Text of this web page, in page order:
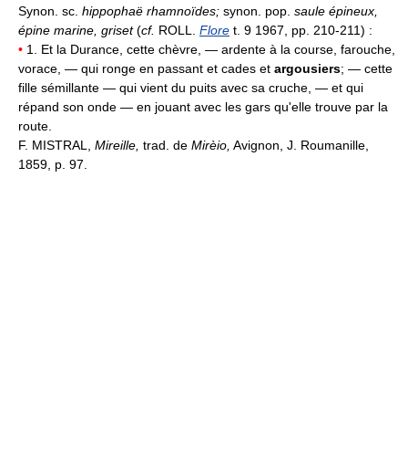
Synon. sc. hippophaë rhamnoïdes; synon. pop. saule épineux,
épine marine, griset(cf. ROLL. Flore t. 9 1967, pp. 210-211) :
• 1. Et la Durance, cette chèvre, — ardente à la course, farouche,
vorace, — qui ronge en passant et cades et argousiers; — cette
fille sémillante — qui vient du puits avec sa cruche, — et qui
répand son onde — en jouant avec les gars qu'elle trouve par la
route.
F. MISTRAL, Mireille, trad. de Mirèio, Avignon, J. Roumanille,
1859, p. 97.